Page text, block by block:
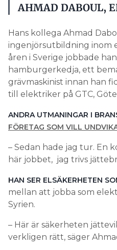
AHMAD DABOUL,
Hans kollega Ahmad
ingenjörsutbildning inom
åren i Sverige jobbade
hamburgerkedja, ett
grävmaskinist innan han
till elektriker på GTC,
ANDRA UTMANINGAR I
FÖRETAG SOM VILL
– Sedan hade jag tur. En
här jobbet, jag trivs
HAN SER ELSÄKERHETEN
mellan att jobba som
Syrien.
– Här är säkerheten
verkligen rätt, säger